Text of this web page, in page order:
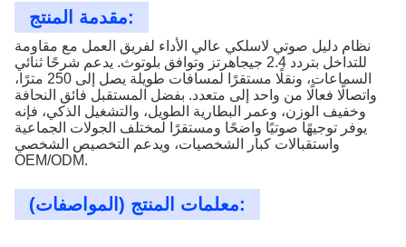
مقدمة المنتج:
نظام دليل صوتي لاسلكي عالي الأداء لفريق العمل مع مقاومة
للتداخل بتردد 2.4 جيجاهرتز وتوافق بلوتوث. يدعم شرحًا ثنائي
السماعات، ونقلًا مستقرًا لمسافات طويلة يصل إلى 250 مترًا،
واتصالًا فعالًا من واحد إلى متعدد. بفضل المستقبل فائق النحافة
وخفيف الوزن، وعمر البطارية الطويل، والتشغيل الذكي، فإنه
يوفر توجيهًا صوتيًا واضحًا ومستقرًا لمختلف الجولات الجماعية
واستقبالات كبار الشخصيات، ويدعم التخصيص الشخصي
OEM/ODM.
معلمات المنتج (المواصفات):